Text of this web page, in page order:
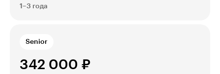
1–3 года
342 000 ₽
Senior